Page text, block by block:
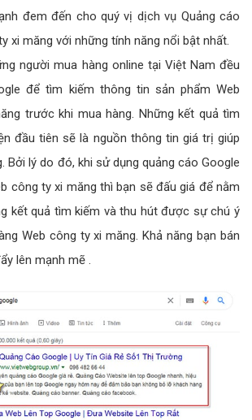
đem đến cho quý vị dịch vụ Quảng cáo
xi măng với những tính năng nổi bật nhất.
người mua hàng online tại Việt Nam đều
để tìm kiếm thông tin sản phẩm Web
trước khi mua hàng. Những kết quả tìm
đầu tiên sẽ là nguồn thông tin giá trị giúp
Bởi lý do đó, khi sử dụng quảng cáo Google
công ty xi măng thì bạn sẽ đấu giá để nằm
kết quả tìm kiếm và thu hút được sự chú ý
Web công ty xi măng. Khả năng bạn bán
lên mạnh mẽ .